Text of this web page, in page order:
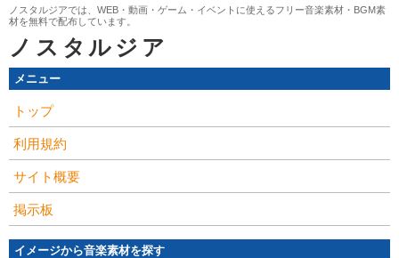
ノスタルジアでは、WEB・動画・ゲーム・イベントに使えるフリー音楽素材・BGM素
材を無料で配布しています。
ノスタルジア
メニュー
トップ
利用規約
サイト概要
掲示板
イメージから音楽素材を探す